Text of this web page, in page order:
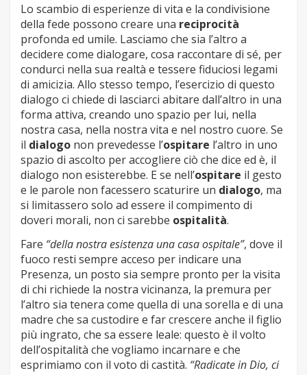
Lo scambio di esperienze di vita e la condivisione
della fede possono creare una reciprocità
profonda ed umile. Lasciamo che sia l’altro a
decidere come dialogare, cosa raccontare di sé, per
condurci nella sua realtà e tessere fiduciosi legami
di amicizia. Allo stesso tempo, l’esercizio di questo
dialogo ci chiede di lasciarci abitare dall’altro in una
forma attiva, creando uno spazio per lui, nella
nostra casa, nella nostra vita e nel nostro cuore. Se
il dialogo non prevedesse l’ospitare l’altro in uno
spazio di ascolto per accogliere ciò che dice ed è, il
dialogo non esisterebbe. E se nell’ospitare il gesto
e le parole non facessero scaturire un dialogo, ma
si limitassero solo ad essere il compimento di
doveri morali, non ci sarebbe ospitalità.
Fare “della nostra esistenza una casa ospitale”, dove il
fuoco resti sempre acceso per indicare una
Presenza, un posto sia sempre pronto per la visita
di chi richiede la nostra vicinanza, la premura per
l’altro sia tenera come quella di una sorella e di una
madre che sa custodire e far crescere anche il figlio
più ingrato, che sa essere leale: questo è il volto
dell’ospitalità che vogliamo incarnare e che
esprimiamo con il voto di castità. “Radicate in Dio, ci